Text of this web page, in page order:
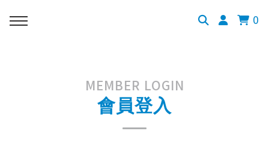
0
MEMBER LOGIN
會員登入